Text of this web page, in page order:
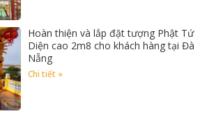
Hoàn thiện và lắp đặt tượng Phật Tứ
Diện cao 2m8 cho khách hàng tại Đà
Nẵng
Chi tiết »